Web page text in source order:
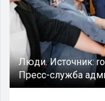
Люди.Источник:
Пресс-служба